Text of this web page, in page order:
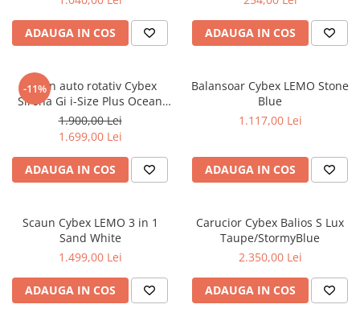
Consultanta Instalare
Jucarii de Sortare
Jucarii de tras
Jucarii muzicale
Jucarii pentru baie
Jucarii Senzoriale
ADAUGA IN COS ADAUGA IN COS
-11%
Scaun auto rotativ Cybex
Sirona Gi i-Size Plus Ocean
Blue
1.900,00 Lei
1.699,00 Lei
ADAUGA IN COS
Balansoar Cybex LEMO Stone
Blue
1.117,00 Lei
ADAUGA IN COS
Scaun Cybex LEMO 3 in 1
Sand White
1.499,00 Lei
ADAUGA IN COS
Carucior Cybex Balios S Lux
Taupe/StormyBlue
2.350,00 Lei
ADAUGA IN COS